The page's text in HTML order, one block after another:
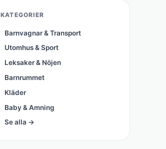
KATEGORIER
Barnvagnar & Transport
Utomhus & Sport
Leksaker & Nöjen
Barnrummet
Kläder
Baby & Amning
Se alla →